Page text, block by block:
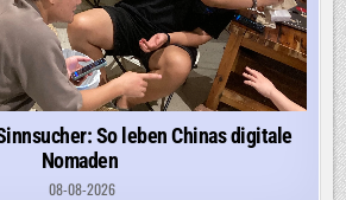
So leben Chinas digitale
Nomaden
08-08-2026